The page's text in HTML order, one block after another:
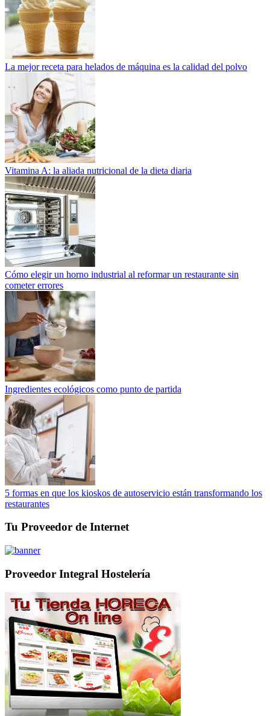
La mejor receta para helados de máquina es la calidad del polvo
Vitamina A: la aliada nutricional de la dieta diaria
Cómo elegir un horno industrial al reformar un restaurante sin
cometer errores
Ingredientes ecológicos como punto de partida
5 formas en que los kioskos de autoservicio están transformando los
restaurantes
Tu Proveedor de Internet
Proveedor Integral Hostelería